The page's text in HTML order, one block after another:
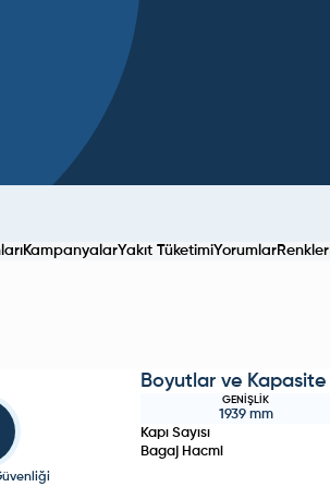
KampanyalarYakıt TüketimiYorumlarRenkler
Boyutlar ve Kapasite
GENIŞLIK
1939mm
Kapı Sayısı
Bagaj Hacmi